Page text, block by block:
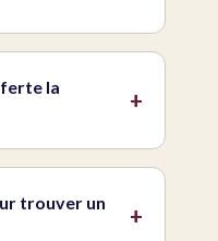
la
+
trouver un
+